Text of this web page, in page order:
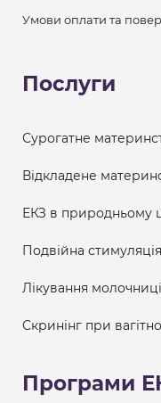
Умови оплати та
Послуги
Сурогатне
Відкладене
ЕКЗ в природньому
Подвійна
Лікування молочниці
Скринінг при
Програми